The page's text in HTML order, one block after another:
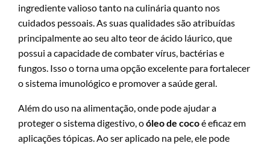
ingrediente valioso tanto na culinária quanto nos
cuidados pessoais. As suas qualidades são atribuídas
principalmente ao seu alto teor de ácido láurico, que
possui a capacidade de combater vírus, bactérias e
fungos. Isso o torna uma opção excelente para fortalecer
o sistema imunológico e promover a saúde geral.
Além do uso na alimentação, onde pode ajudar a
proteger o sistema digestivo, oóleo de cocoé eficaz em
aplicações tópicas. Ao ser aplicado na pele, ele pode